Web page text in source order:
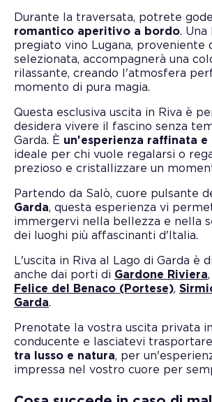
Durante la traversata, potrete
romantico aperitivo a bordo.
pregiato vino Lugana, proveniente
selezionata, accompagnerà una
rilassante, creando l'atmosfera
momento di pura magia.
Questa esclusiva uscita in Riva è
desidera vivere il fascino senza
Garda. È un'esperienza raffinata e
ideale per chi vuole regalarsi o
prezioso e cristallizzare un
Partendo da Salò, cuore pulsante
Garda, questa esperienza vi
immergervi nella bellezza e nella
dei luoghi più affascinanti d'Italia.
L'uscita in Riva al Lago di Garda è
anche dai porti di Gardone Riviera,
Felice del Benaco (Portese),
Garda.
Prenotate la vostra uscita privata
conducente e lasciatevi
tra lusso e natura, per
impressa nel vostro cuore per